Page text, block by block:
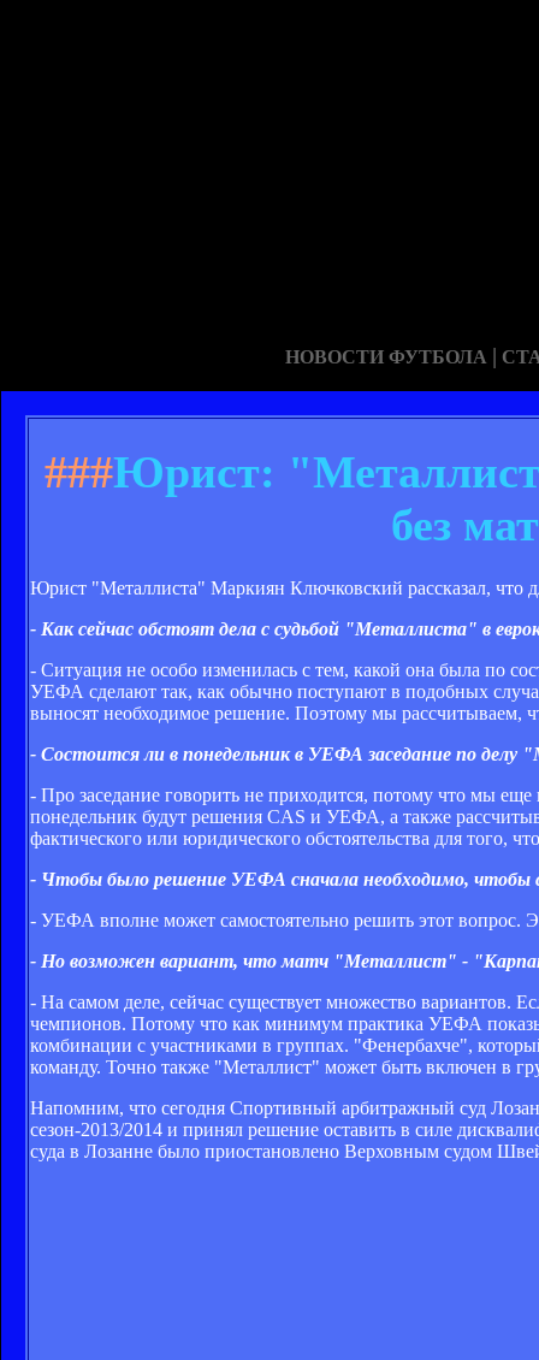
НОВОСТИ ФУТБОЛА |
###Юрист:
без
Юрист "Металлиста" Маркиян Ключковский рассказал, что
- Как сейчас обстоят дела с судьбой "Металлиста" в
- Ситуация не особо изменилась с тем, какой она была по
УЕФА сделают так, как обычно поступают в подобных
выносят необходимое решение. Поэтому мы рассчитываем,
- Состоится ли в понедельник в УЕФА заседание по делу
- Про заседание говорить не приходится, потому что мы
понедельник будут решения CAS и УЕФА, а также
фактического или юридического обстоятельства для того,
- Чтобы было решение УЕФА сначала необходимо, чтобы
- УЕФА вполне может самостоятельно решить этот вопрос.
- Но возможен вариант, что матч "Металлист" -
- На самом деле, сейчас существует множество вариантов.
чемпионов. Потому что как минимум практика УЕФА
комбинации с участниками в группах. "Фенербахче",
команду. Точно также "Металлист" может быть включен в
Напомним, что сегодня Спортивный арбитражный суд
сезон-2013/2014 и принял решение оставить в силе
суда в Лозанне было приостановлено Верховным судом